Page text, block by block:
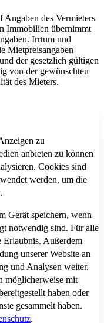
des Vermieters
Immobilien übernimmt
Irrtum und
Mietpreisangaben
der gesetzlich gültigen
von der gewünschten
des Mieters.
zu
anbieten zu können
Cookies sind
werden, um die
Gerät speichern, wenn
notwendig sind. Für alle
Außerdem
unserer Website an
und Analysen weiter.
möglicherweise mit
haben oder
gesammelt haben.
.